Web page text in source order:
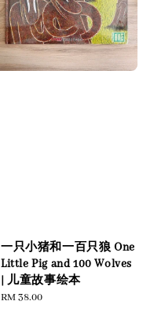
一只小猪和一百只狼 One
Little Pig and 100 Wolves
| 儿童故事绘本
Regular
RM 38.00